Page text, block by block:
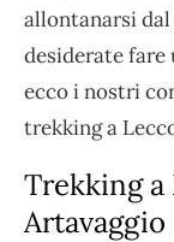
allontanarsi dal
desiderate fare
ecco i nostri
trekking a
Trekking a
Artavaggio